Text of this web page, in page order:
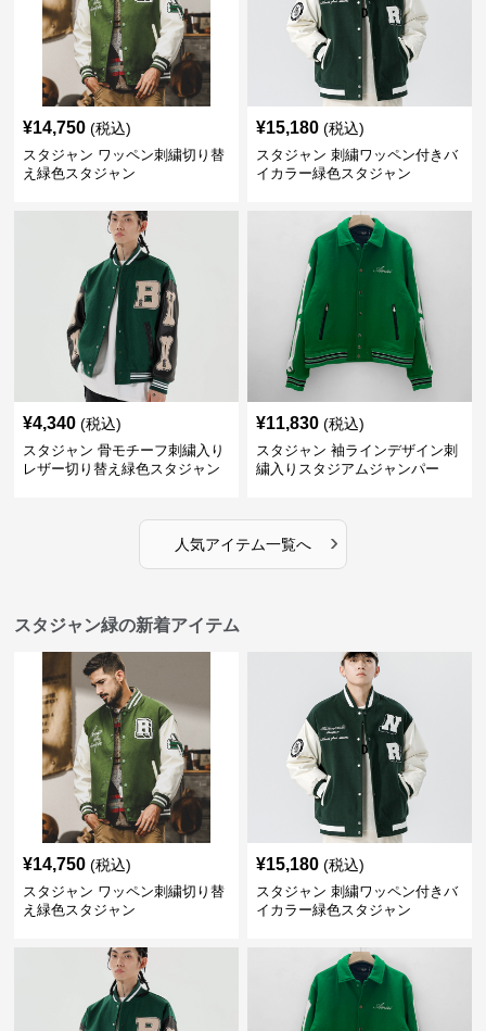
¥14,750 (税込)
スタジャン ワッペン刺繍切り替
え緑色スタジャン
¥15,180 (税込)
スタジャン 刺繍ワッペン付きバ
イカラー緑色スタジャン
¥4,340 (税込)
スタジャン 骨モチーフ刺繍入り
レザー切り替え緑色スタジャン
¥11,830 (税込)
スタジャン 袖ラインデザイン刺
繍入りスタジアムジャンパー
人気アイテム一覧へ ›
スタジャン緑の新着アイテム
¥14,750 (税込)
スタジャン ワッペン刺繍切り替
え緑色スタジャン
¥15,180 (税込)
スタジャン 刺繍ワッペン付きバ
イカラー緑色スタジャン